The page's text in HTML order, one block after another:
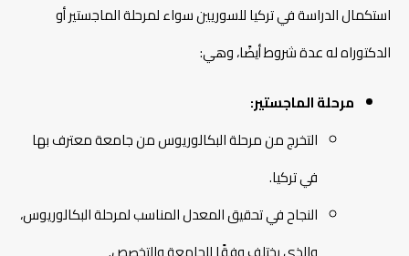
استكمال الدراسة في تركيا للسوريين سواء لمرحلة الماجستير أو
الدكتوراه له عدة شروط أيضًا، وهي:
مرحلة الماجستير:
التخرج من مرحلة البكالوريوس من جامعة معترف بها
في تركيا.
النجاح في تحقيق المعدل المناسب لمرحلة البكالوريوس،